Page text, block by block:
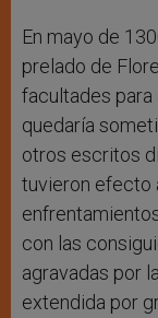
En mayo de
prelado de
facultades para
quedaría
otros escritos
tuvieron efecto
con las
agravadas por
extendida por